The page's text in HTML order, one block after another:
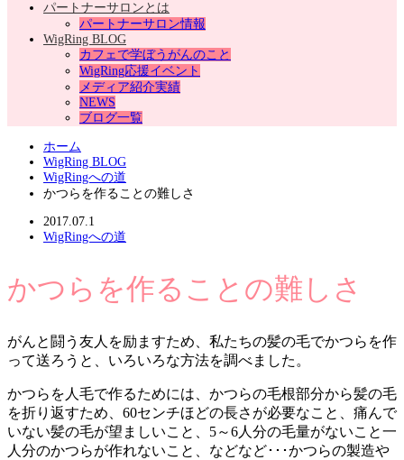
パートナーサロンとは
パートナーサロン情報
WigRing BLOG
カフェで学ぼうがんのこと
WigRing応援イベント
メディア紹介実績
NEWS
ブログ一覧
ホーム
WigRing BLOG
WigRingへの道
かつらを作ることの難しさ
2017.07.1
WigRingへの道
かつらを作ることの難しさ
がんと闘う友人を励ますため、私たちの髪の毛でかつらを作
って送ろうと、いろいろな方法を調べました。
かつらを人毛で作るためには、かつらの毛根部分から髪の毛
を折り返すため、60センチほどの長さが必要なこと、痛んで
いない髪の毛が望ましいこと、5～6人分の毛量がないこと一
人分のかつらが作れないこと、などなど･･･かつらの製造や